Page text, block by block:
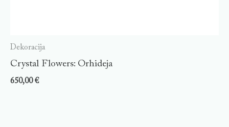
Dekoracija
Crystal Flowers: Orhideja
650,00€